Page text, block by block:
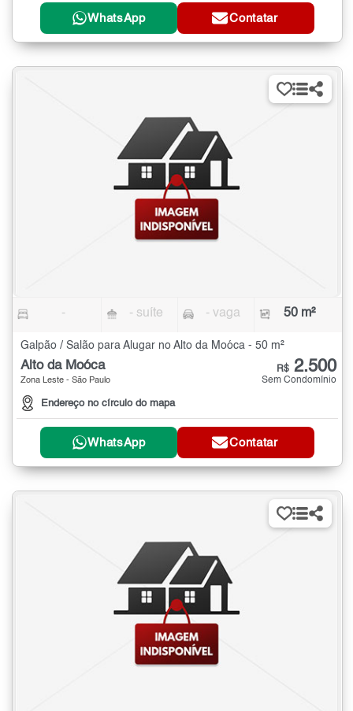
WhatsApp Contatar
- - suíte - vaga 50 m²
Galpão / Salão para Alugar no Alto da Moóca - 50 m²
Alto da Moóca
Zona Leste - São Paulo
Endereço no círculo do mapa
R$ 2.500
Sem Condomínio
WhatsApp Contatar